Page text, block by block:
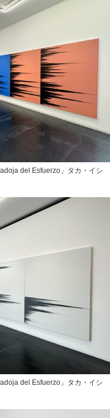
del Esfuerzo」タカ・イシ
del Esfuerzo」タカ・イシ